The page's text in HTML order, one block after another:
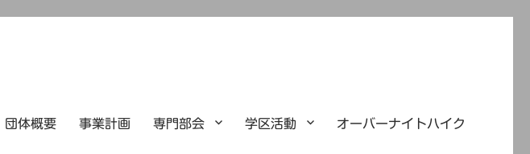
団体概要 事業計画 専門部会 学区活動 オーバーナイトハイク